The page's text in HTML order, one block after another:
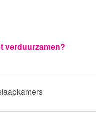
verduurzamen?